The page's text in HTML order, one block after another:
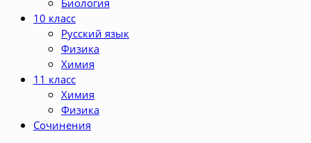
Биология
10 класс
Русский язык
Физика
Химия
11 класс
Химия
Физика
Сочинения